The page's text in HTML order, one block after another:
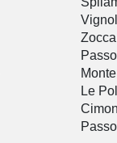
Zocca
Le